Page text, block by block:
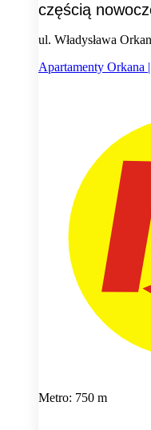
częścią
ul. Władysława
Apartamenty Orkana
Metro: 750 m